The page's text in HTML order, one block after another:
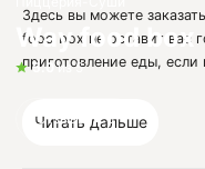
Way food box
5.0 из 5
Отзывы 5
Здесь вы можете
food box не оставит вас
приготовление еды, если
японской кухни, свежие
Читать дальше